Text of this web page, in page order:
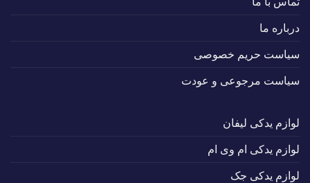
درباره ما
سیاست حریم خصوصی
سیاست مرجوعی و عودت
لوازم یدکی لیفان
لوازم یدکی ام وی ام
لوازم یدکی جک